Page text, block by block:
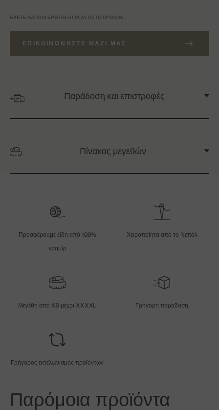
ΈΧΕΤΕ ΚΆΠΟΙΑ ΕΡΏΤΗΣΗ ΓΙΑ ΑΥΤΌ ΤΟ ΠΡΟΪΌΝ;
ΕΠΙΚΟΙΝΩΝΉΣΤΕ ΜΑΖΊ ΜΑΣ
Παράδοση και επιστροφές
Πίνακας μεγεθών
Προσφέρουμε είδη από 100%
κασμίρ
Χειροποίητα από το Νεπάλ
Μεγέθη από XS μέχρι XXXXL Γρήγορη παράδοση
Γρήγορος εκτελωνισμός προϊόντων
Παρόμοια προϊόντα